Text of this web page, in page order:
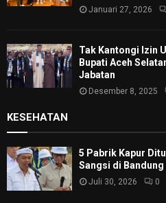
Januari 27, 2026
Tak Kantongi Izin
Bupati Aceh
Jabatan
Desember 8, 2025
KESEHATAN
5 Pabrik Kapur
Sangsi di Bandung
Juli 30, 2026 0